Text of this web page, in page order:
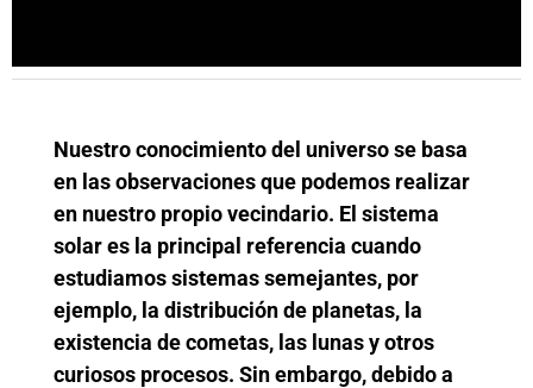
Nuestro conocimiento del universo se basa
en las observaciones que podemos realizar
en nuestro propio vecindario. El sistema
solar es la principal referencia cuando
estudiamos sistemas semejantes, por
ejemplo, la distribución de planetas, la
existencia de cometas, las lunas y otros
curiosos procesos. Sin embargo, debido a